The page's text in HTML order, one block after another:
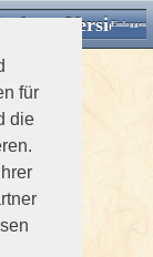
für
die
VersionEinloggen